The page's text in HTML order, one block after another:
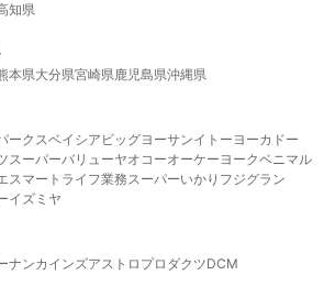
知県
本県大分県宮崎県鹿児島県沖縄県
ークスベイシア ビッグヨーサンイトーヨーカドー
スーパーバリューヤオコーオーケー ヨークベニマル
スマート ライフ業務スーパーいかり フジグラン
イズミヤ
ナンカインズアストロプロダクツDCM